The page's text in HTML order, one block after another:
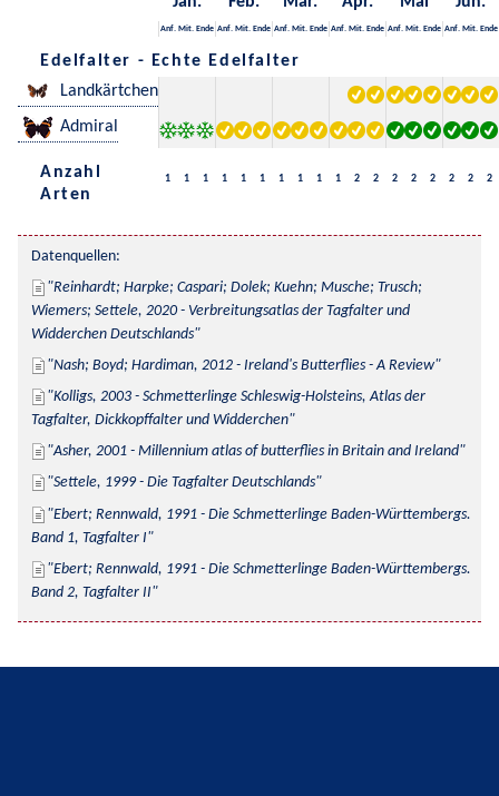
Anf. Mit. Ende Anf. Mit. Ende Anf. Mit. Ende Anf. Mit. Ende Anf. Mit. Ende Anf. Mit. Ende
Edelfalter - Echte Edelfalter
Landkärtchen
Admiral
Anzahl
Arten
1 1 1 1 1 1 1 1 1 1 2 2 2 2 2 2 2 2
Datenquellen:
Reinhardt; Harpke; Caspari; Dolek; Kuehn; Musche; Trusch;
Wiemers; Settele, 2020 - Verbreitungsatlas der Tagfalter und
Widderchen Deutschlands
Nash; Boyd; Hardiman, 2012 - Ireland's Butterflies - A Review
Kolligs, 2003 - Schmetterlinge Schleswig-Holsteins, Atlas der
Tagfalter, Dickkopffalter und Widderchen
Asher, 2001 - Millennium atlas of butterflies in Britain and Ireland
Settele, 1999 - Die Tagfalter Deutschlands
Ebert; Rennwald, 1991 - Die Schmetterlinge Baden-Württembergs.
Band 1, Tagfalter I
Ebert; Rennwald, 1991 - Die Schmetterlinge Baden-Württembergs.
Band 2, Tagfalter II